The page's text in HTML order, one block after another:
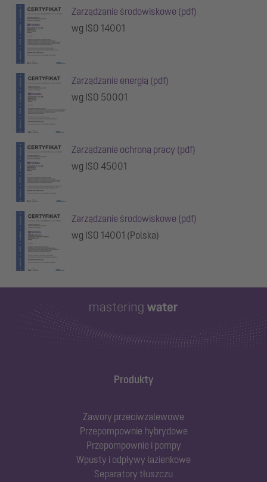
Zarządzanie środowiskowe (pdf)
wg ISO 14001
Zarządzanie energią (pdf)
wg ISO 50001
Zarządzanie ochroną pracy (pdf)
wg ISO 45001
Zarządzanie środowiskowe (pdf)
wg ISO 14001 (Polska)
Produkty
Zawory przeciwzalewowe
Przepompownie hybrydowe
Przepompownie i pompy
Wpusty i odpływy łazienkowe
Separatory tłuszczu